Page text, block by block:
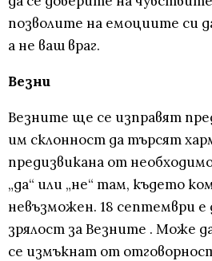
позволите на емоциите си
а не ваш враг.
Везни
Везните ще се изправят
им склонност да търсят
предизвикана от
„да“ или „не“ там, където
невъзможен. 18 септември
зрялост за Везните . Може
се измъкнат от